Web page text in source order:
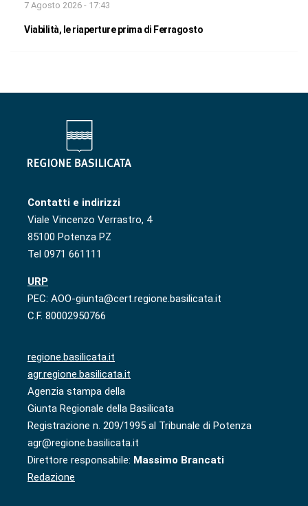
7 Agosto 2026 - 17:43
Viabilità, le riaperture prima di Ferragosto
Contatti e indirizzi
Viale Vincenzo Verrastro, 4
85100 Potenza PZ
Tel 0971 661111
URP
PEC: AOO-giunta@cert.regione.basilicata.it
C.F. 80002950766
regione.basilicata.it
agr.regione.basilicata.it
Agenzia stampa della
Giunta Regionale della Basilicata
Registrazione n. 209/1995 al Tribunale di Potenza
agr@regione.basilicata.it
Direttore responsabile: Massimo Brancati
Redazione